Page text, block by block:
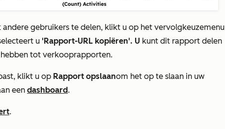
gebruikers te delen, klikt u op het vervolgkeuzemenu
u 'Rapport-URL kopiëren'. U kunt dit rapport delen
tot verkooprapporten.
klikt u op Rapport opslaanom het op te slaan in uw
een dashboard.
.